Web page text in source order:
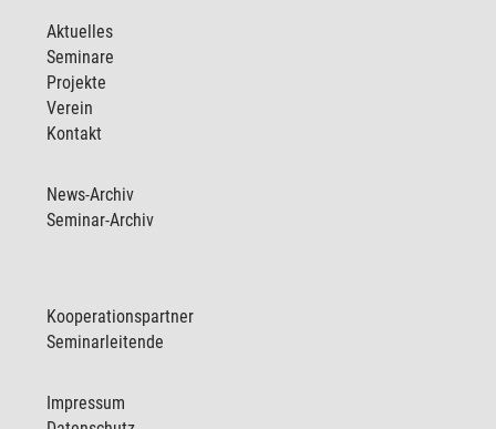
Aktuelles
Seminare
Projekte
Verein
Kontakt
News-Archiv
Seminar-Archiv
Kooperationspartner
Seminarleitende
Impressum